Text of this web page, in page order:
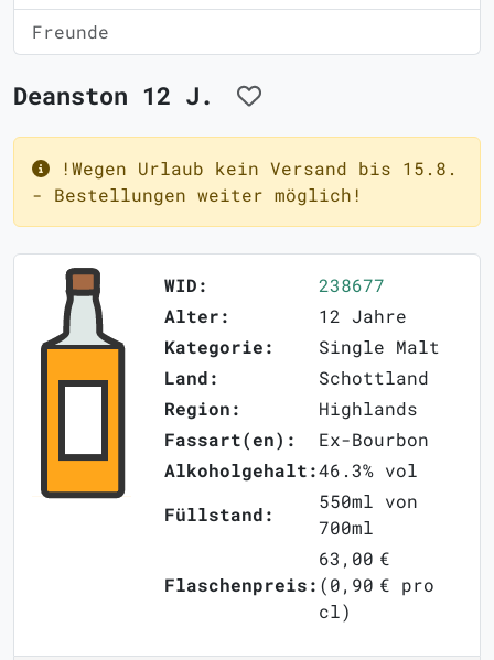
Freunde
Deanston 12 J.
!Wegen Urlaub kein Versand bis 15.8.
- Bestellungen weiter möglich!
WID:
238677
Alter:
12 Jahre
Kategorie:
Single Malt
Land:
Schottland
Region:
Highlands
Fassart(en):
Ex-Bourbon
Alkoholgehalt:46.3% vol
Füllstand:
550ml von
700ml
Flaschenpreis:
63,00 €
(0,90 € pro
cl)